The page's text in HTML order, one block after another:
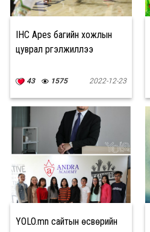
IHC Apes багийн хожлын
цуврал үргэлжиллээ
43 1575 2022-12-23
YOLO.mn сайтын өсвөрийн